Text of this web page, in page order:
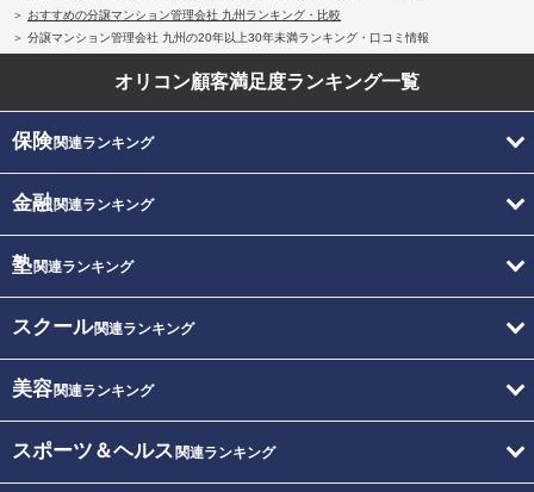
おすすめの分譲マンション管理会社 九州ランキング・比較
分譲マンション管理会社 九州の20年以上30年未満ランキング・口コミ情報
オリコン顧客満足度ランキング一覧
保険関連ランキング
金融関連ランキング
塾関連ランキング
スクール関連ランキング
美容関連ランキング
スポーツ＆ヘルス 関連ランキング